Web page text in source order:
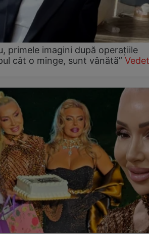
primele imagini după operațiile
cât o minge, sunt vânătă”